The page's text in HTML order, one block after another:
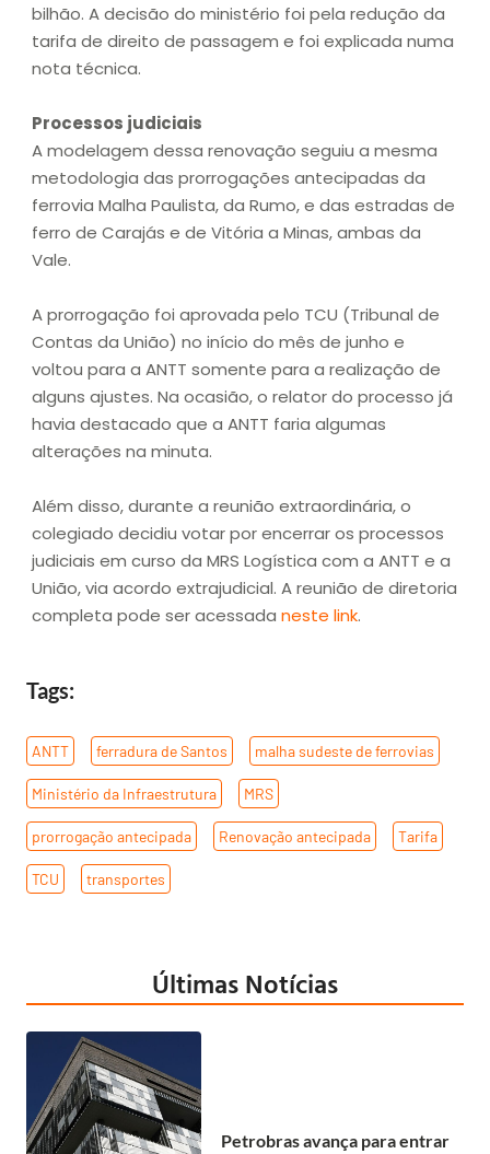
bilhão. A decisão do ministério foi pela redução da
tarifa de direito de passagem e foi explicada numa
nota técnica.
Processos judiciais
A modelagem dessa renovação seguiu a mesma
metodologia das prorrogações antecipadas da
ferrovia Malha Paulista, da Rumo, e das estradas de
ferro de Carajás e de Vitória a Minas, ambas da
Vale.
A prorrogação foi aprovada pelo TCU (Tribunal de
Contas da União) no início do mês de junho e
voltou para a ANTT somente para a realização de
alguns ajustes. Na ocasião, o relator do processo já
havia destacado que a ANTT faria algumas
alterações na minuta.
Além disso, durante a reunião extraordinária, o
colegiado decidiu votar por encerrar os processos
judiciais em curso da MRS Logística com a ANTT e a
União, via acordo extrajudicial. A reunião de diretoria
completa pode ser acessada neste link.
Tags:
ANTT ferradura de Santos malha sudeste de ferrovias
Ministério da Infraestrutura MRS
prorrogação antecipada Renovação antecipada Tarifa
TCU transportes
Últimas Notícias
Petrobras avança para entrar